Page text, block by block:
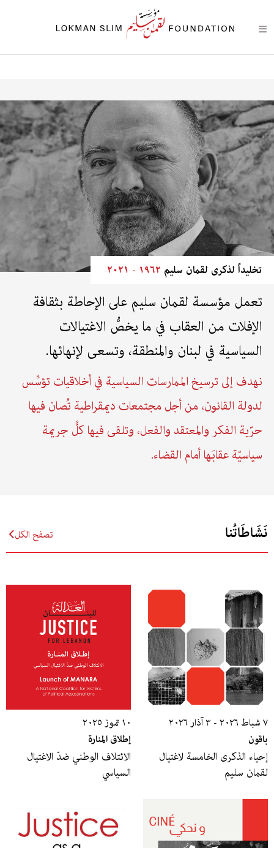
تخليداً لذكرى لقمان سليم ١٩٦٢ - ٢٠٢١
تعمل مؤسسة لقمان سليم على الإحاطة بثقافة
الإفلات من العقاب في ما يخصُّ الاغتيالات
السياسية في لبنان والمنطقة، وتسعى لإنهائها.
نهدف إلى ترسيخ الممارسات السياسية في أخلاقيات تؤسِّس
لدولة القانون، من أجل مجتمعات ديمقراطية تُصان فيها
حرّية الفكر والمعتقد والفعل، وتلقى فيها كلُّ جريمة
سياسيّة عقابَها أمام القضاء.
نَشَاطَاتُنا تصفح الكل
٧ شباط ٢٠٢٦ - ٣ آذار ٢٠٢٦
باقون
إحياء الذكرى الخامسة لاغتيال
لقمان سليم
١٠ تموز ٢٠٢٥
إطلاق المنارة
الائتلاف الوطني ضدّ الاغتيال
السياسي